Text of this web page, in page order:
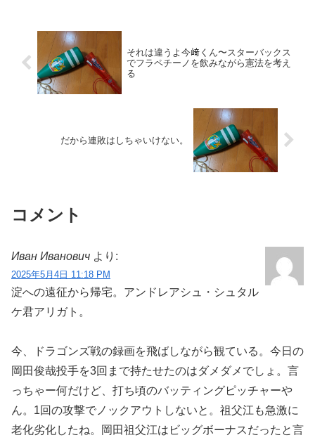
それは違うよ今﨑くん〜スターバックス
でフラペチーノを飲みながら憲法を考え
る
だから連敗はしちゃいけない。
コメント
Иван Иванович より:
2025年5月4日 11:18 PM
淀への遠征から帰宅。アンドレアシュ・シュタル
ケ君アリガト。
今、ドラゴンズ戦の録画を飛ばしながら観ている。今日の
岡田俊哉投手を3回まで持たせたのはダメダメでしょ。言
っちゃー何だけど、打ち頃のバッティングピッチャーや
ん。1回の攻撃でノックアウトしないと。祖父江も急激に
老化劣化したね。岡田祖父江はビッグボーナスだったと言